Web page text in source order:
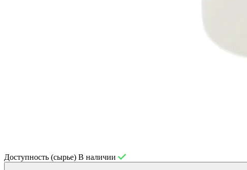
Доступность (сырье) В наличии